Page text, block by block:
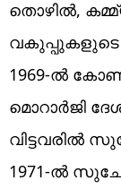
തൊഴിൽ,
വകുപ്പുകളുടെ
1969-ൽ
മൊറാർജി
വിട്ടവരിൽ
1971-ൽ